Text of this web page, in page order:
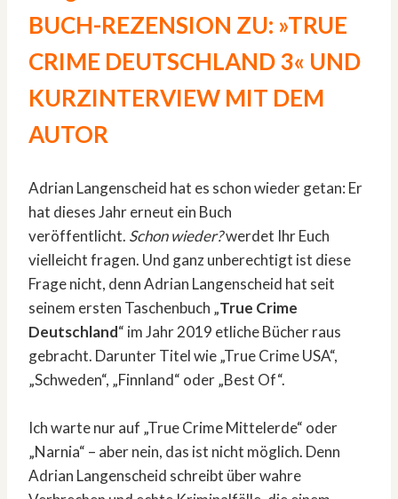
BUCH-REZENSION ZU: »TRUE
CRIME DEUTSCHLAND 3« UND
KURZINTERVIEW MIT DEM
AUTOR
Adrian Langenscheid hat es schon wieder getan: Er
hat dieses Jahr erneut ein Buch
veröffentlicht. Schon wieder?werdet Ihr Euch
vielleicht fragen. Und ganz unberechtigt ist diese
Frage nicht, denn Adrian Langenscheid hat seit
seinem ersten Taschenbuch „True Crime
Deutschland“ im Jahr 2019 etliche Bücher raus
gebracht. Darunter Titel wie „True Crime USA“,
„Schweden“, „Finnland“ oder „Best Of“.
Ich warte nur auf „True Crime Mittelerde“ oder
„Narnia“ – aber nein, das ist nicht möglich. Denn
Adrian Langenscheid schreibt über wahre